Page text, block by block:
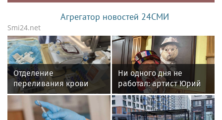
Агрегатор новостей 24СМИ
Smi24.net
Отделение
переливания крови
Егорьевска призвало
жителей стать
донорами
Ни одного дня не
работал: артист Юрий
Куклачев — откровенно
о профессии клоуна